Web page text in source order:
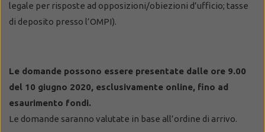
legale per risposte ad opposizioni/obiezioni d’ufficio; tasse
di deposito presso l’OMPI).
Le domande possono essere presentate dalle ore 9.00
del 10 giugno 2020, esclusivamente online, fino ad
esaurimento fondi.
Le domande saranno valutate in base all’ordine di arrivo.